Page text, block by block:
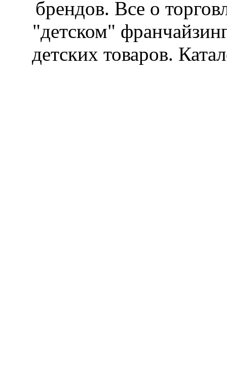
брендов. Все о
"детском"
детских товаров.